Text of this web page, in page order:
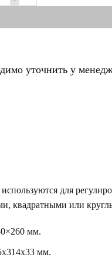
уточнить у
для
квадратными или
мм.
мм.